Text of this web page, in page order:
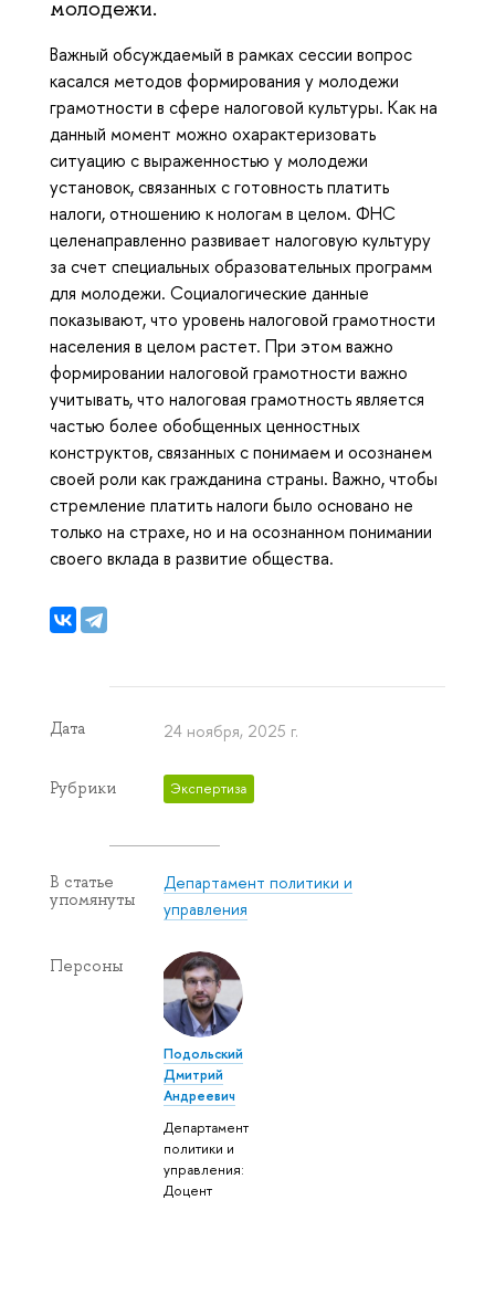
молодежи.
Важный обсуждаемый в рамках сессии вопрос
касался методов формирования у молодежи
грамотности в сфере налоговой культуры. Как на
данный момент можно охарактеризовать
ситуацию с выраженностью у молодежи
установок, связанных с готовность платить
налоги, отношению к нологам в целом. ФНС
целенаправленно развивает налоговую культуру
за счет специальных образовательных программ
для молодежи. Социалогические данные
показывают, что уровень налоговой грамотности
населения в целом растет. При этом важно
формировании налоговой грамотности важно
учитывать, что налоговая грамотность является
частью более обобщенных ценностных
конструктов, связанных с понимаем и осознанем
своей роли как гражданина страны. Важно, чтобы
стремление платить налоги было основано не
только на страхе, но и на осознанном понимании
своего вклада в развитие общества.
Дата 24 ноября, 2025 г.
Рубрики Экспертиза
В статье
упомянуты
Департамент политики и
управления
Персоны
Подольский
Дмитрий
Андреевич
Департамент
политики и
управления:
Доцент